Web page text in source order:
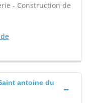
- Construction de
antoine du